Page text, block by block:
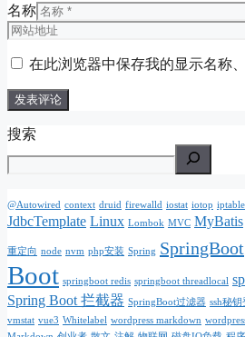
名称
在此浏览器中保存我的显示名称
搜索
@Autowired context druid firewalld iostat iotop
JdbcTemplate Linux Lombok MVC MyBatis
重定向 node nvm php安装 Spring SpringBoot
Boot springboot redis springboot threadlocal
Spring Boot 拦截器 SpringBoot过滤器 ssh秘钥
vmstat vue3 Whitelabel wordpress markdown